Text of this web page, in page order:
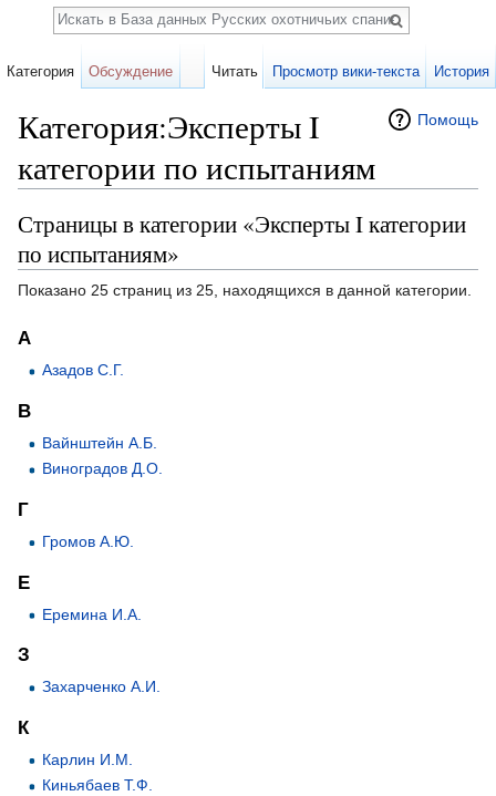
Помощь
Категория:Эксперты I
категории по испытаниям
Страницы в категории «Эксперты I категории
по испытаниям»
Показано 25 страниц из 25, находящихся в данной категории.
А
Азадов С.Г.
В
Вайнштейн А.Б.
Виноградов Д.О.
Г
Громов А.Ю.
Е
Еремина И.А.
З
Захарченко А.И.
К
Карлин И.М.
Киньябаев Т.Ф.
Категория Обсуждение Читать Просмотр вики-текста История
Поиск